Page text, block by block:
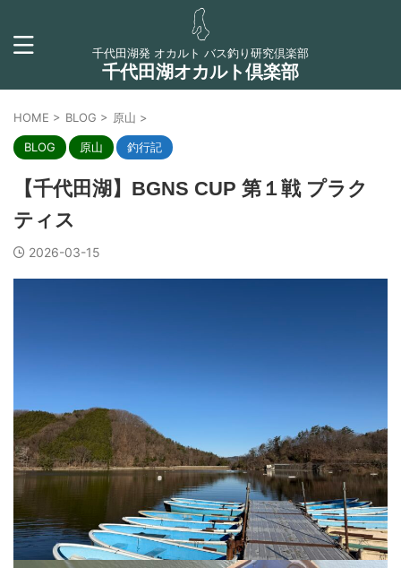
千代田湖発 オカルト バス釣り研究倶楽部
千代田湖オカルト倶楽部
HOME > BLOG > 原山 >
BLOG 原山 釣行記
【千代田湖】BGNS CUP 第１戦 プラク
ティス
2026-03-15